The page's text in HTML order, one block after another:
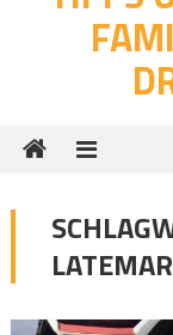
LATEMAR